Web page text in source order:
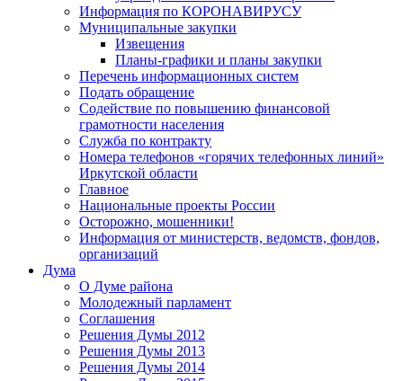
Информация по КОРОНАВИРУСУ
Муниципальные закупки
Извещения
Планы-графики и планы закупки
Перечень информационных систем
Подать обращение
Содействие по повышению финансовой
грамотности населения
Служба по контракту
Номера телефонов «горячих телефонных линий»
Иркутской области
Главное
Национальные проекты России
Осторожно, мошенники!
Информация от министерств, ведомств, фондов,
организаций
Дума
О Думе района
Молодежный парламент
Соглашения
Решения Думы 2012
Решения Думы 2013
Решения Думы 2014